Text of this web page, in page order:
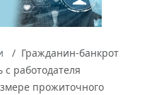
Гражданин-банкрот
с работодателя
прожиточного